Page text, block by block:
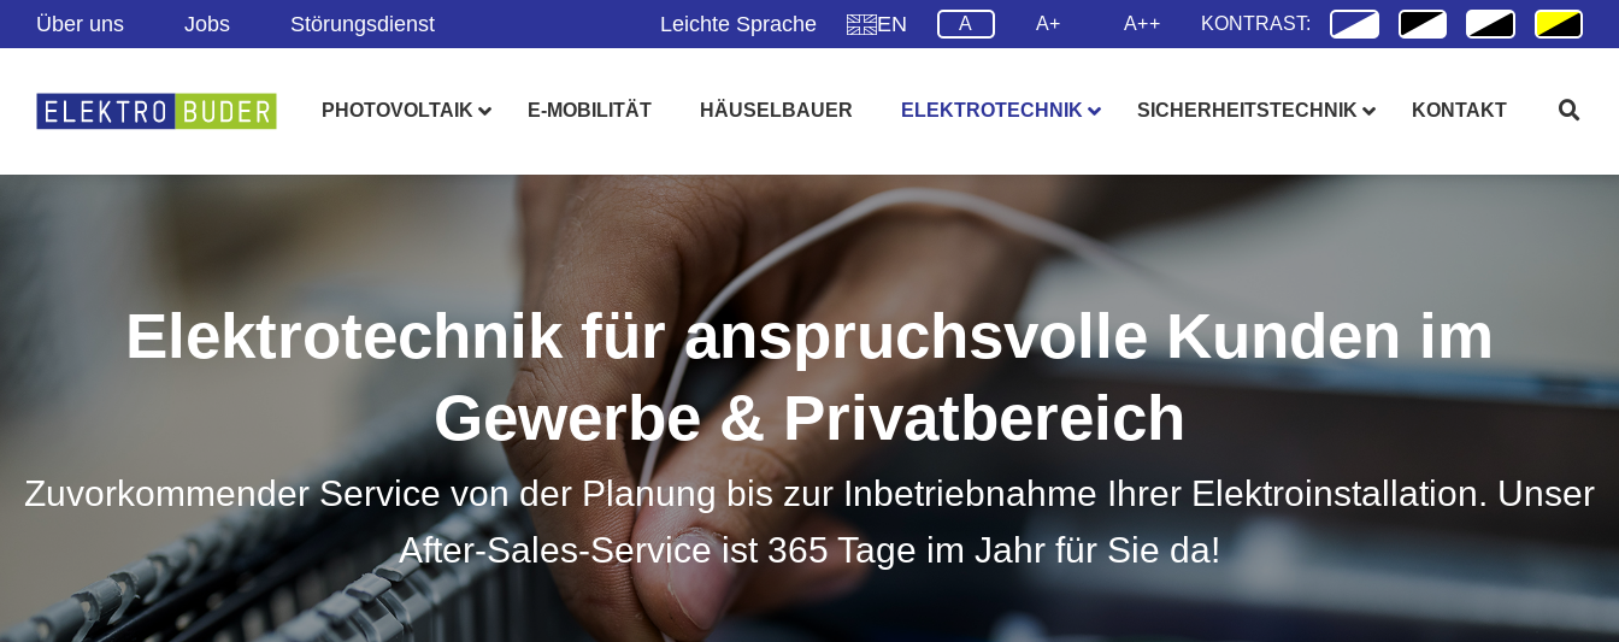
Zum
Inhalt
Über uns Jobs Störungsdienst Leichte Sprache EN A A+ A++ KONTRAST:
PHOTOVOLTAIK E-MOBILITÄT HÄUSELBAUER ELEKTROTECHNIK SICHERHEITSTECHNIK KONTAKT
Elektro­technik für anspruchs­volle Kunden im
Gewerbe & Privatbereich
Zuvorkommender Service von der Planung bis zur Inbetriebnahme Ihrer Elektroinstallation. Unser
After-Sales-Service ist 365 Tage im Jahr für Sie da!